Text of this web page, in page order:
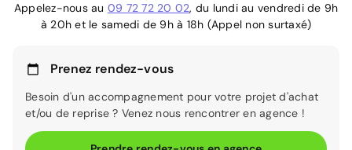
Appelez-nous au 09 72 72 20 02, du lundi au vendredi de 9h
à 20h et le samedi de 9h à 18h (Appel non surtaxé)
Prenez rendez-vous
Besoin d'un accompagnement pour votre projet d'achat
et/ou de reprise ? Venez nous rencontrer en agence !